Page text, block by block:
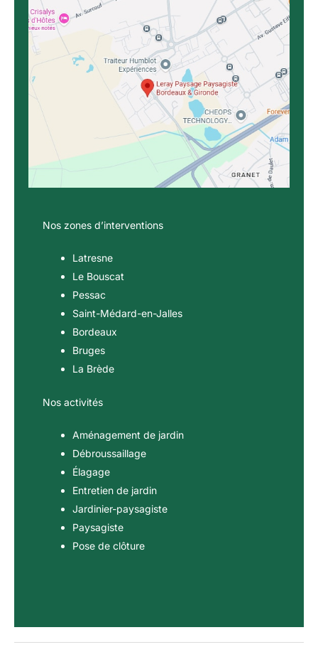
Nos zones d’interventions
Latresne
Le Bouscat
Pessac
Saint-Médard-en-Jalles
Bordeaux
Bruges
La Brède
Nos activités
Aménagement de jardin
Débroussaillage
Élagage
Entretien de jardin
Jardinier-paysagiste
Paysagiste
Pose de clôture